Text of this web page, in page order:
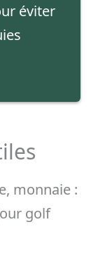
éviter
monnaie :
golf